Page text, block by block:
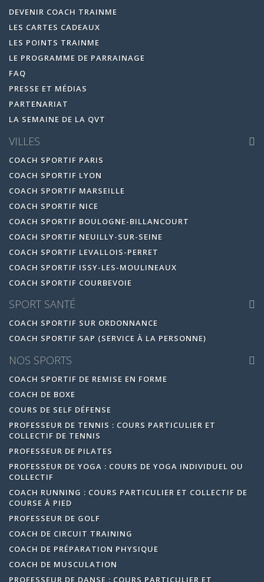
DEVENIR COACH TRAINME
LES CARTES CADEAUX
LES POINTS TRAINME
LE PROGRAMME DE PARRAINAGE
FAQ
PRESSE ET MÉDIAS
PARTENARIAT
LA SEMAINE DE LA QVT
VILLES
COACH SPORTIF PARIS
COACH SPORTIF LYON
COACH SPORTIF MARSEILLE
COACH SPORTIF NICE
COACH SPORTIF BOULOGNE-BILLANCOURT
COACH SPORTIF NEUILLY-SUR-SEINE
COACH SPORTIF LEVALLOIS-PERRET
COACH SPORTIF ISSY-LES-MOULINEAUX
COACH SPORTIF COURBEVOIE
SPORT SANTÉ
COACH SPORTIF SUR ORDONNANCE
COACH SPORTIF SAP (SERVICE À LA PERSONNE)
NOS SPORTS
COACH SPORTIF DE REMISE EN FORME
COACH DE BOXE
COURS DE SELF DÉFENSE
PROFESSEUR DE TENNIS : COURS PARTICULIER ET
COLLECTIF DE TENNIS
PROFESSEUR DE PILATES
PROFESSEUR DE YOGA : COURS DE YOGA INDIVIDUEL OU
COLLECTIF
COACH RUNNING : COURS PARTICULIER ET COLLECTIF DE
COURSE À PIED
PROFESSEUR DE GOLF
COACH DE CIRCUIT TRAINING
COACH DE PRÉPARATION PHYSIQUE
COACH DE MUSCULATION
PROFESSEUR DE DANSE : COURS PARTICULIER ET